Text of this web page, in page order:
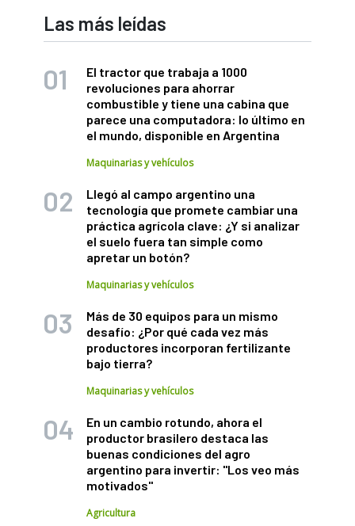
Las más leídas
El tractor que trabaja a 1000
revoluciones para ahorrar
combustible y tiene una cabina que
parece una computadora: lo último en
el mundo, disponible en Argentina
Maquinarias y vehículos
Llegó al campo argentino una
tecnología que promete cambiar una
práctica agrícola clave: ¿Y si analizar
el suelo fuera tan simple como
apretar un botón?
Maquinarias y vehículos
Más de 30 equipos para un mismo
desafío: ¿Por qué cada vez más
productores incorporan fertilizante
bajo tierra?
Maquinarias y vehículos
En un cambio rotundo, ahora el
productor brasilero destaca las
buenas condiciones del agro
argentino para invertir: "Los veo más
motivados"
Agricultura